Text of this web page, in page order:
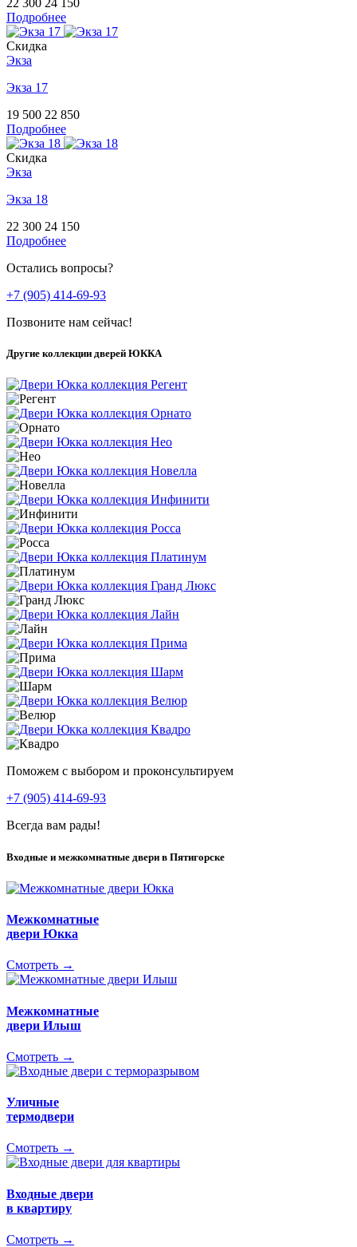
22 300 24 150
Подробнее
Скидка
Экза
Экза 17
19 500 22 850
Подробнее
Скидка
Экза
Экза 18
22 300 24 150
Подробнее
Остались вопросы?
+7 (905) 414-69-93
Позвоните нам сейчас!
Другие коллекции дверей ЮККА
Поможем с выбором и проконсультируем
+7 (905) 414-69-93
Всегда вам рады!
Входные и межкомнатные двери в Пятигорске
Межкомнатные
двери Юкка
Смотреть →
Межкомнатные
двери Илыш
Смотреть →
Уличные
термодвери
Смотреть →
Входные двери
в квартиру
Смотреть →